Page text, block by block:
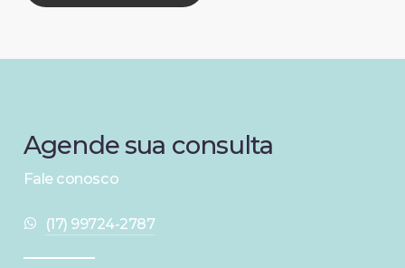
Agendesua consulta
Fale conosco
(17) 99724-2787